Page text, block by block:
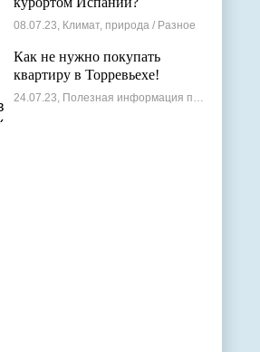
08.07.23, Климат, природа / Разное
Как не нужно покупать
квартиру в Торревьехе!
24.07.23, Полезная информация по недвижимости